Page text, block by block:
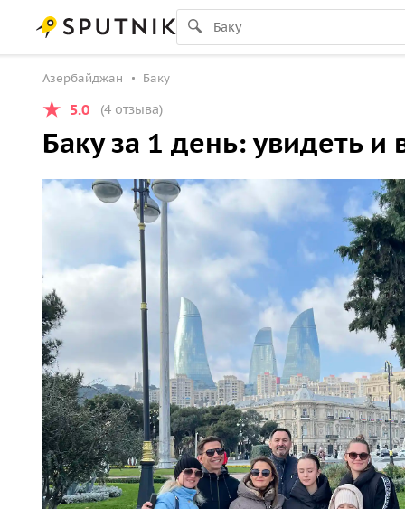
Азербайджан Баку
5.0 (4 отзыва)
Баку за 1 день: увидеть и